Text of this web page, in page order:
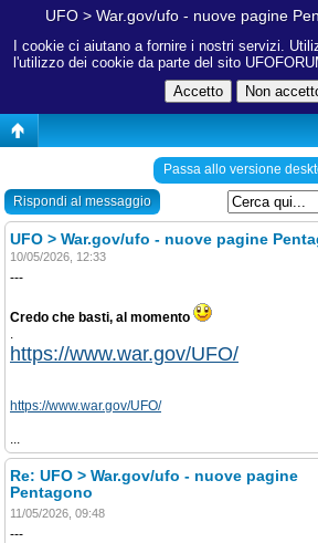
I cookie ci aiutano a fornire i nostri servizi.
l'utilizzo dei cookie da parte del sito
UFO > War.gov/ufo - nuove pagine
Passa allo versione
Rispondi al messaggio
UFO > War.gov/ufo - nuove pagine
10/05/2026, 12:33
---
Credo che basti, al momento
.
https://www.war.gov/UFO/
https://www.war.gov/UFO/
...
Re: UFO > War.gov/ufo - nuove pagine
Pentagono
11/05/2026, 09:48
---